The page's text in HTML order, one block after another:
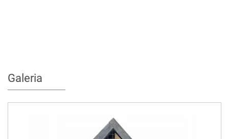
Galeria